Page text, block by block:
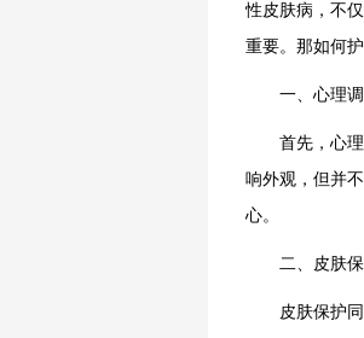
性皮肤病，不
重要。那如何
一、心理调
首先，心理
响外观，但并
心。
二、皮肤保
皮肤保护同